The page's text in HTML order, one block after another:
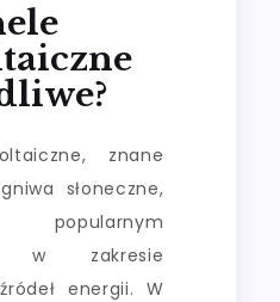
znane
słoneczne,
w zakresie
energii. W